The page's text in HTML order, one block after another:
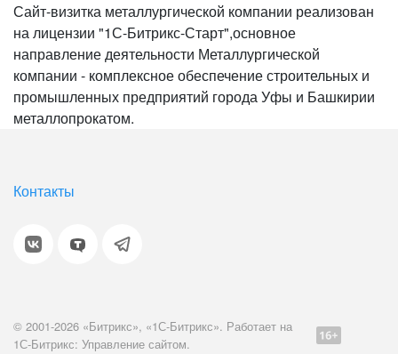
Сайт-визитка металлургической компании реализован
на лицензии "1С-Битрикс-Старт",основное
направление деятельности Металлургической
компании - комплексное обеспечение строительных и
промышленных предприятий города Уфы и Башкирии
металлопрокатом.
Контакты
© 2001-2026 «Битрикс», «1С-Битрикс». Работает на
1С-Битрикс: Управление сайтом.